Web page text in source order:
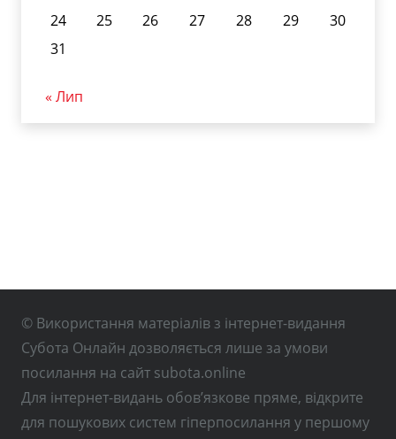
24
25 26 27 28 29
30
31
« Лип
© Використання матеріалів з інтернет-видання
Субота Онлайн дозволяється лише за умови
посилання на сайт subota.online
Для інтернет-видань обов’язкове пряме, відкрите
для пошукових систем гіперпосилання у першому